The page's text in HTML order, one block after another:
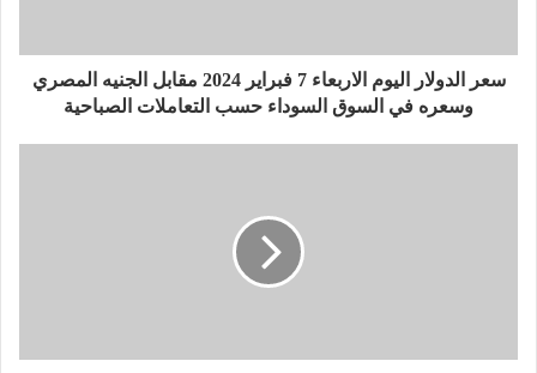
سعر الدولار اليوم الاربعاء 7 فبراير 2024 مقابل الجنيه المصري
وسعره في السوق السوداء حسب التعاملات الصباحية